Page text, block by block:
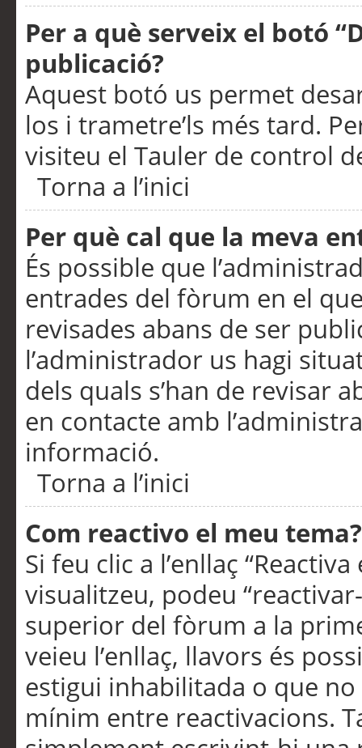
Per a què serveix el botó
publicació?
Aquest botó us permet
los i trametre’ls més tard.
visiteu el Tauler de control
Torna a l’inici
Per què cal que la meva
És possible que
entrades del fòrum en el
revisades abans de ser
l’administrador us hagi
dels quals s’han de revisar
en contacte amb
informació.
Torna a l’inici
Com reactivo el meu tema?
Si feu clic a l’enllaç
visualitzeu, podeu
superior del fòrum a la
veieu l’enllaç, llavors és
estigui inhabilitada o que
mínim entre reactivacions.